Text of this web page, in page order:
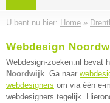
U bent nu hier: Home »
Webdesign
Webdesign-zoeken.nl bevat
Noordwijk. Ga naar
webdesigners om via één e-
webdesigners tegelijk.